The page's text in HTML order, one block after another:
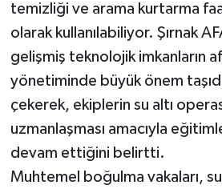
temizliği ve arama kurtarma
olarak kullanılabiliyor. Şırnak
gelişmiş teknolojik imkanların
yönetiminde büyük önem
çekerek, ekiplerin su altı
uzmanlaşması amacıyla
devam ettiğini belirtti.
Muhtemel boğulma vakaları,